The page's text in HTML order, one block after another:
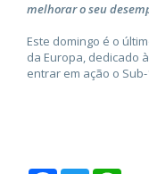
melhorar o seu
Este domingo é o
da Europa, dedicado
entrar em ação o